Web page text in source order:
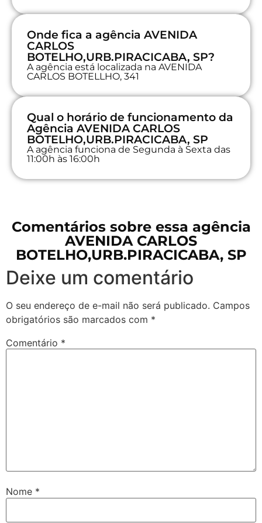
Onde fica a agência AVENIDA
CARLOS
BOTELHO,URB.PIRACICABA, SP?
A agência está localizada na AVENIDA
CARLOS BOTELLHO, 341
Qual o horário de funcionamento da
Agência AVENIDA CARLOS
BOTELHO,URB.PIRACICABA, SP
A agência funciona de Segunda à Sexta das
11:00h às 16:00h
Comentários sobre essa agência
AVENIDA CARLOS
BOTELHO,URB.PIRACICABA, SP
Deixe um comentário
O seu endereço de e-mail não será publicado. Campos
obrigatórios são marcados com *
Comentário *
Nome *